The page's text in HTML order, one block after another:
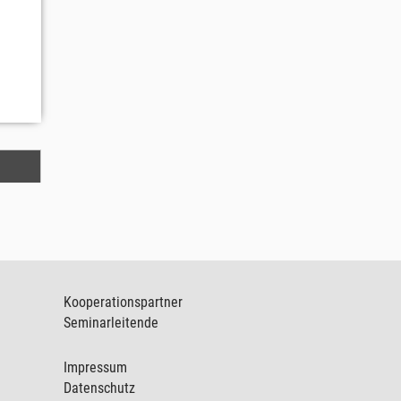
Kooperationspartner
Seminarleitende
Impressum
Datenschutz